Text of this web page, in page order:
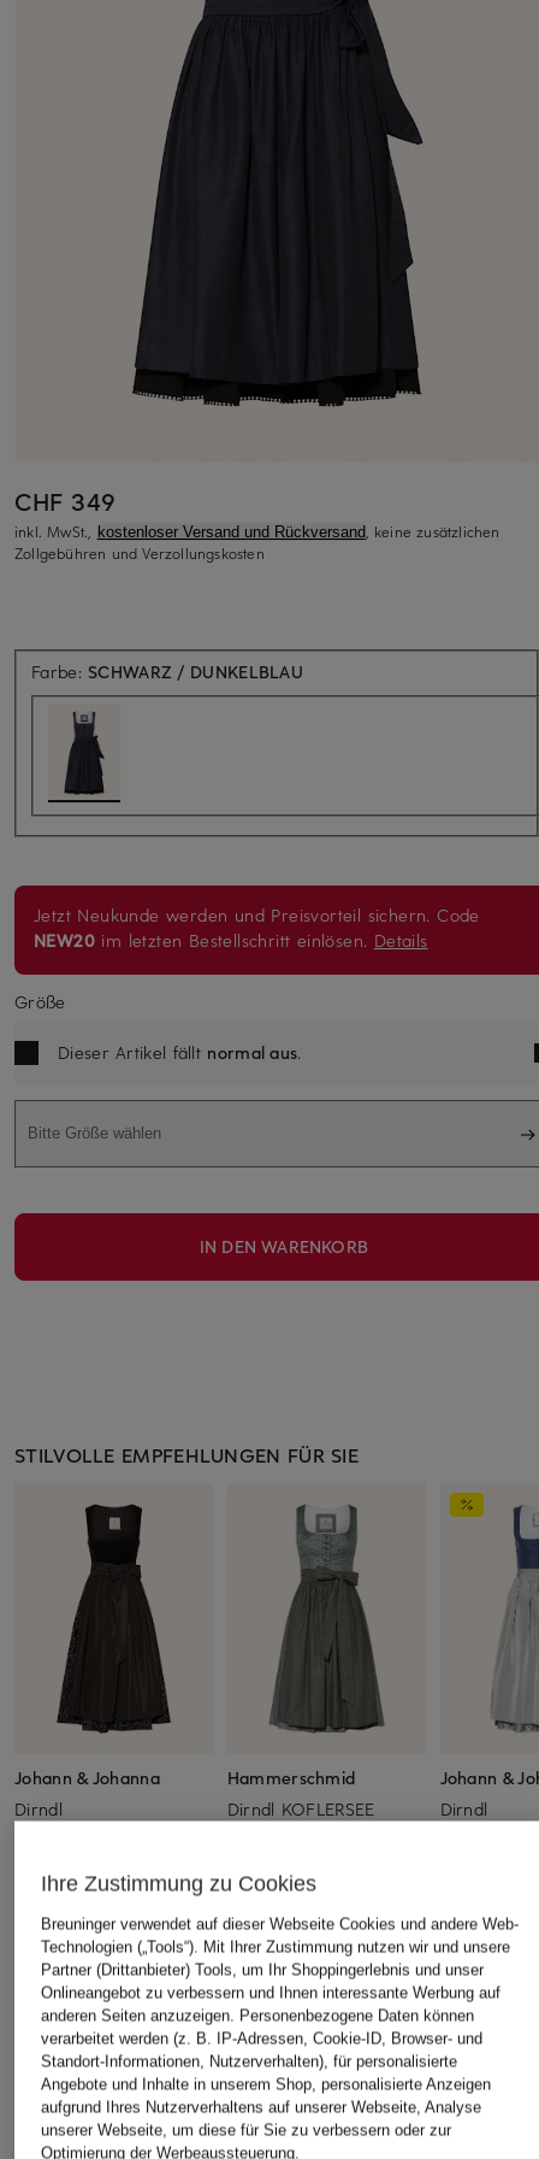
CHF 349
inkl. MwSt., kostenloser Versand und Rückversand, keine zusätzlichen
Zollgebühren und Verzollungskosten
Farbe: SCHWARZ / DUNKELBLAU
Jetzt Neukunde werden und Preisvorteil sichern. Code
NEW20 im letzten Bestellschritt einlösen. Details
Größe
Dieser Artikel fällt normal aus.
Bitte Größe wählen
IN DEN WARENKORB
STILVOLLE EMPFEHLUNGEN FÜR SIE
Johann & Johanna
Dirndl
Hammerschmid
Dirndl KOFLERSEE
Johann &
Dirndl
ÄHNLICHE ARTIKEL ENTDECKEN
Ihre Zustimmung zu Cookies
Breuninger verwendet auf dieser Webseite Cookies und andere Web-
Technologien („Tools“). Mit Ihrer Zustimmung nutzen wir und unsere
Partner (Drittanbieter) Tools, um Ihr Shoppingerlebnis und unser
Onlineangebot zu verbessern und Ihnen interessante Werbung auf
anderen Seiten anzuzeigen. Personenbezogene Daten können
verarbeitet werden (z. B. IP-Adressen, Cookie-ID, Browser- und
Standort-Informationen, Nutzerverhalten), für personalisierte
Angebote und Inhalte in unserem Shop, personalisierte Anzeigen
aufgrund Ihres Nutzerverhaltens auf unserer Webseite, Analyse
unserer Webseite, um diese für Sie zu verbessern oder zur
Optimierung der Werbeaussteuerung.